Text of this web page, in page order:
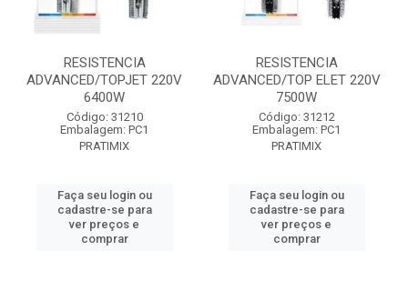
RESISTENCIA
ADVANCED/TOPJET 220V
6400W
Código: 31210
Embalagem: PC1
PRATIMIX
Faça seu login ou
cadastre-se para
ver preços e
comprar
RESISTENCIA
ADVANCED/TOP ELET 220V
7500W
Código: 31212
Embalagem: PC1
PRATIMIX
Faça seu login ou
cadastre-se para
ver preços e
comprar